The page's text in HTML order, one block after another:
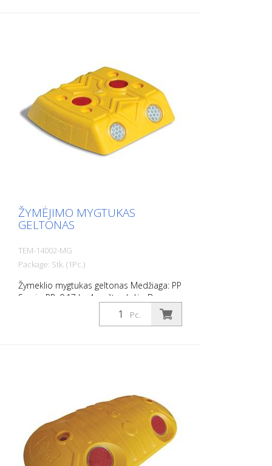
ŽYMĖJIMO MYGTUKAS
GELTONAS
TEM-14002-MG
Package: Stk. (1Pc.)
Žymeklio mygtukas geltonas Medžiaga: PP
Svoris: PP: 0,17 kg 4 varžtų skylės Be
tvirtinimo medžiagos Lengvam
automobilių stovėjimo aikštelių ar
Pc.